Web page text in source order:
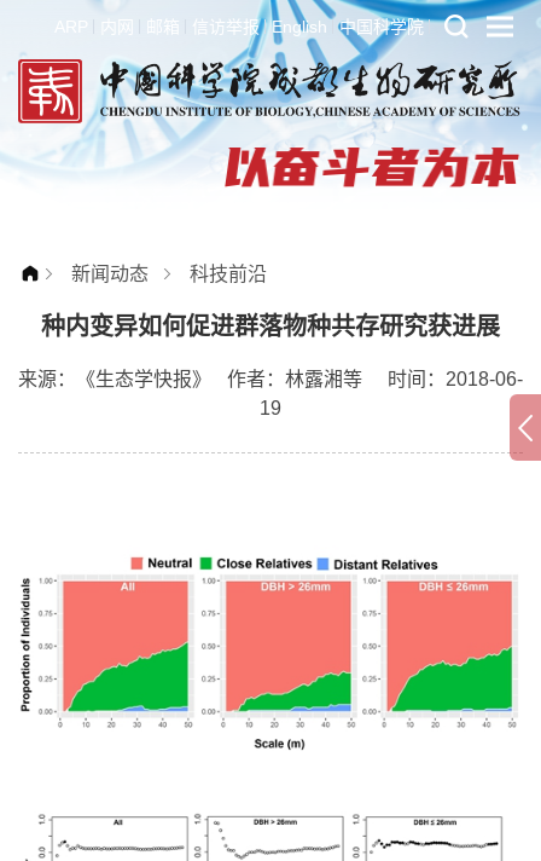
ARP 内网 邮箱 信访举报 English 中国科学院
新闻动态 科技前沿
种内变异如何促进群落物种共存研究获进展
来源： 《生态学快报》 作者： 林露湘等
时间：2018-06-
19